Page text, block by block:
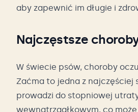
aby zapewnić im długie i
Najczęstsze
W świecie psów, choroby
Zaćma to jedna z
prowadzi do stopniowej
wewnątrzgałkowym, co